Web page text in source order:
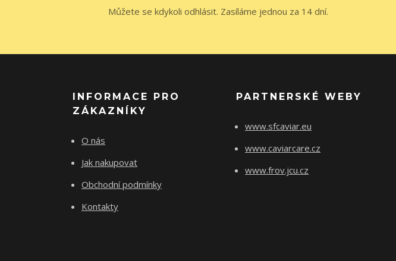
Můžete se kdykoli odhlásit. Zasíláme jednou za 14 dní.
INFORMACE PRO
ZÁKAZNÍKY
O nás
Jak nakupovat
Obchodní podmínky
Kontakty
PARTNERSKÉ WEBY
www.sfcaviar.eu
www.caviarcare.cz
www.frov.jcu.cz